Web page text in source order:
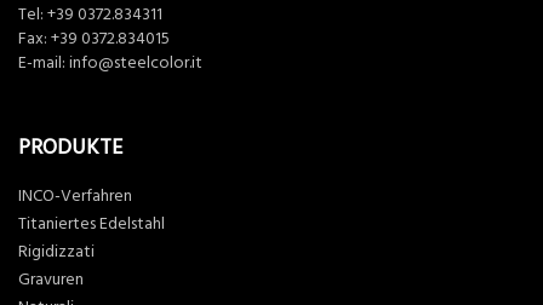
Tel: +39 0372.834311
Fax: +39 0372.834015
E-mail: info@steelcolor.it
PRODUKTE
INCO-Verfahren
Titaniertes Edelstahl
Rigidizzati
Gravuren